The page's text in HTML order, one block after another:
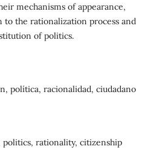
mechanisms of appearance,
to the rationalization process and
of politics.
política, racionalidad, ciudadano
rationality, citizenship